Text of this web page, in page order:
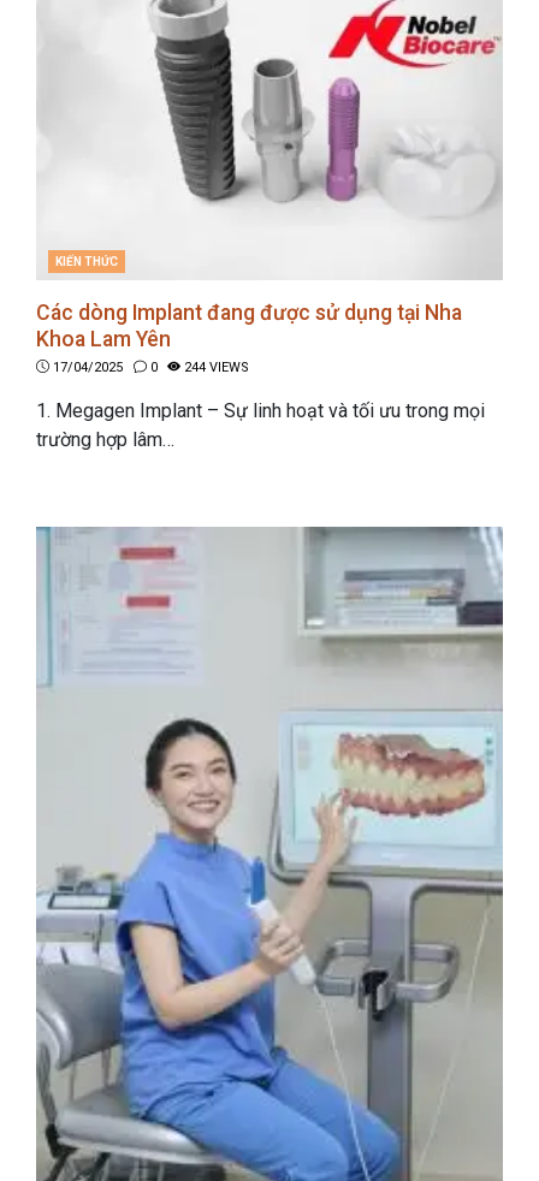
CATEGORIES
KIẾN THỨC
Các dòng Implant đang được sử dụng tại Nha
Khoa Lam Yên
17/04/2025 0 244 VIEWS
1. Megagen Implant – Sự linh hoạt và tối ưu trong mọi
trường hợp lâm…